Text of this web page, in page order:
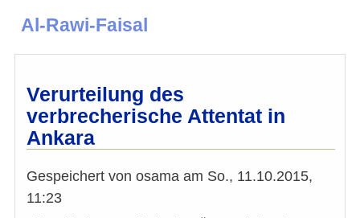
Al-Rawi-Faisal
Verurteilung des
verbrecherische Attentat in
Ankara
Gespeichert von osama am So., 11.10.2015,
11:23